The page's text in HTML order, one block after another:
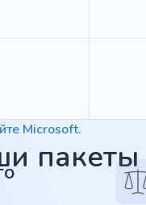
Microsoft.
пакеты